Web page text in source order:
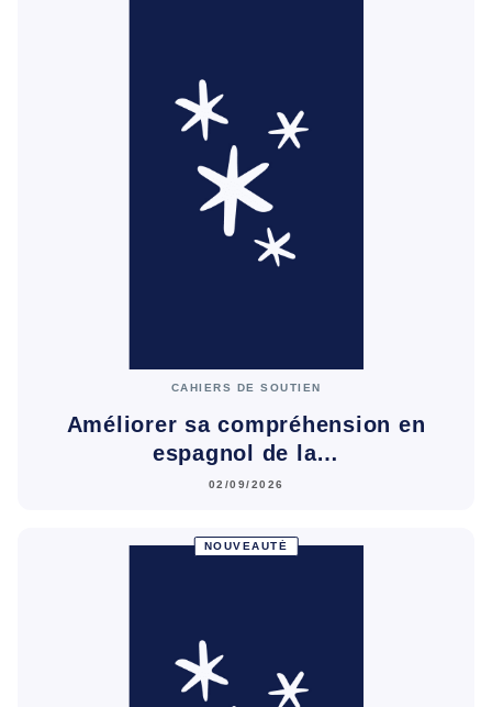
CAHIERS DE SOUTIEN
Améliorer sa compréhension en
espagnol de la…
02/09/2026
NOUVEAUTÉ